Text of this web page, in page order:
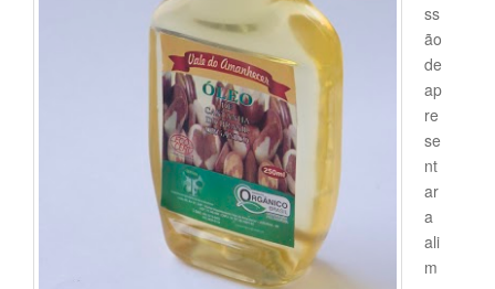
ss
ão
de
ap
re
se
nt
ar
a
ali
m